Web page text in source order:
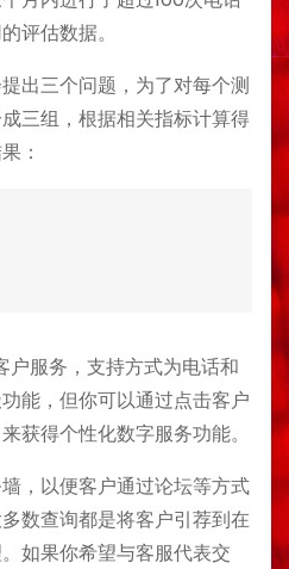
评估数据。
出三个问题，为了对每个测
三组，根据相关指标计算得
：
服务，支持方式为电话和
能，但你可以通过点击客户
获得个性化数字服务功能。
，以便客户通过论坛等方式
数查询都是将客户引荐到在
如果你希望与客服代表交